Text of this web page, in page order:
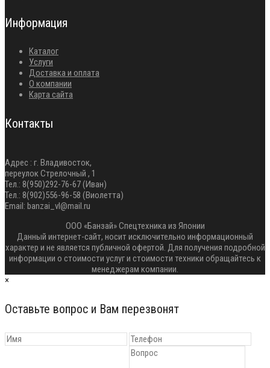
Информация
Каталог
Услуги
Доставка и оплата
О компании
Карта сайта
Контакты
Адрес : г. Владивосток,
переулок Стрелочный , 1
Тел.: 8(950)292-76-67 (Иван)
Тел.: 8(902)556-96-58 (Виолетта)
Email: banzai_vl@mail.ru
ООО «Банзай» Спецтехника из Японии
Данный интернет-сайт, носит исключительно информационный
характер и не является публичной офертой. Для получения подробной
информации о стоимости услуг и стоимости техники обращайтесь к
менеджерам компании.
×
Оставьте вопрос и Вам перезвонят